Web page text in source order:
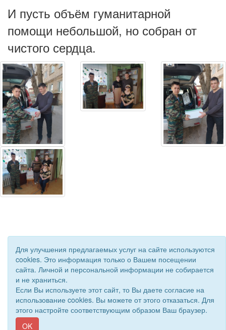
И пусть объём гуманитарной
помощи небольшой, но собран от
чистого сердца.
© 2019 - 2026 Астраханская областная организация ВОС. Все
права защищены.
Сайт создан при поддержке «Информационная сеть RD
Для улучшения предлагаемых услуг на сайте используются
cookies. Это информация только о Вашем посещении
сайта. Личной и персональной информации не собирается
и не храниться.
Если Вы используете этот сайт, то Вы даете согласие на
использование cookies. Вы можете от этого отказаться. Для
этого настройте соответствующим образом Ваш браузер.
OK